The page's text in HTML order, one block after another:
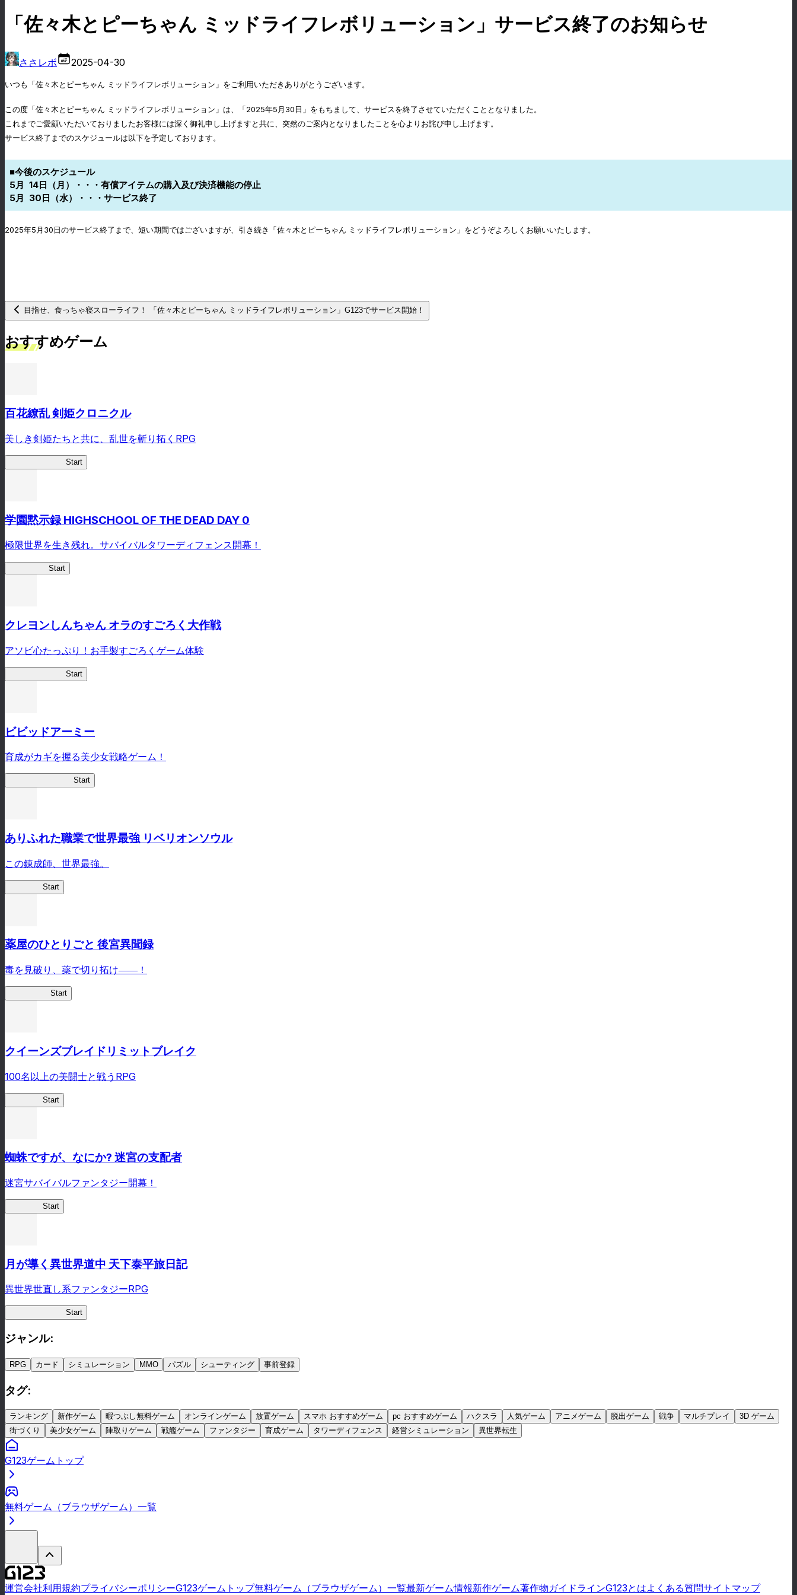
「佐々木とピーちゃん ミッドライフレボリューション」サービス終了のお知らせ
ささレボ 2025-04-30
いつも「佐々木とピーちゃん ミッドライフレボリューション」をご利用いただきありがとうございます。
この度「佐々木とピーちゃん ミッドライフレボリューション」は、「2025年5月30日」をもちまして、サービスを終了させていただくこととなりました。
これまでご愛顧いただいておりましたお客様には深く御礼申し上げますと共に、突然のご案内となりましたことを心よりお詫び申し上げます。
サービス終了までのスケジュールは以下を予定しております。
■今後のスケジュール
5月 14日（月）・・・有償アイテムの購入及び決済機能の停止
5月 30日（水）・・・サービス終了
2025年5月30日のサービス終了まで、短い期間ではございますが、引き続き「佐々木とピーちゃん ミッドライフレボリューション」をどうぞよろしくお願いいたします。
目指せ、食っちゃ寝スローライフ！ 「佐々木とピーちゃん ミッドライフレボリューション」G123でサービス開始！
おすすめゲーム
百花繚乱 剣姫クロニクル
美しき剣姫たちと共に、乱世を斬り拓くRPG
Start
学園黙示録 HIGHSCHOOL OF THE DEAD DAY 0
極限世界を生き残れ。サバイバルタワーディフェンス開幕！
Start
クレヨンしんちゃん オラのすごろく大作戦
アソビ心たっぷり！お手製すごろくゲーム体験
Start
ビビッドアーミー
育成がカギを握る美少女戦略ゲーム！
Start
ありふれた職業で世界最強 リベリオンソウル
この錬成師、世界最強。
Start
薬屋のひとりごと 後宮異聞録
毒を見破り、薬で切り拓け――！
Start
クイーンズブレイドリミットブレイク
100名以上の美闘士と戦うRPG
Start
蜘蛛ですが、なにか? 迷宮の支配者
迷宮サバイバルファンタジー開幕！
Start
月が導く異世界道中 天下泰平旅日記
異世界世直し系ファンタジーRPG
Start
ジャンル:
RPG カード シミュレーション MMO パズル シューティング 事前登録
タグ:
ランキング 新作ゲーム 暇つぶし無料ゲーム オンラインゲーム 放置ゲーム スマホ おすすめゲーム pc おすすめゲーム ハクスラ 人気ゲーム アニメゲーム 脱出ゲーム 戦争 マルチプレイ
3D ゲーム
街づくり
美少女ゲーム 陣取りゲーム 戦艦ゲーム ファンタジー 育成ゲーム タワーディフェンス 経営シミュレーション 異世界転生
G123ゲームトップ
無料ゲーム（ブラウザゲーム）一覧
運営会社利用規約プライバシーポリシーG123ゲームトップ無料ゲーム（ブラウザゲーム）一覧最新ゲーム情報新作ゲーム著作物ガイドラインG123とはよくある質問サイトマップ